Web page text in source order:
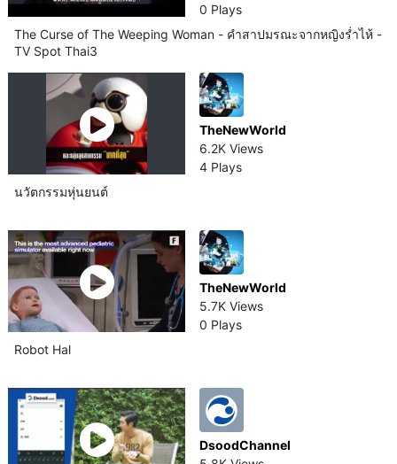
0 Plays
The Curse of The Weeping Woman - คำสาปมรณะจากหญิงร่ำไห้ -
TV Spot Thai3
TheNewWorld
6.2K Views
4 Plays
นวัตกรรม​หุ่นยนต์
TheNewWorld
5.7K Views
0 Plays
Robot Hal
DsoodChannel